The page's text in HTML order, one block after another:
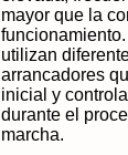
mayor que la
utilizan
arrancadores
inicial y
durante el
marcha.